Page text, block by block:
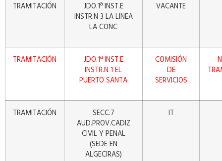
TRAMITACIÓN
JDO.1ª INST.E
INSTR.N 3 LA LINEA
LA CONC
VACANTE
TRAMITACIÓN
JDO.1ª INST.E
INSTR.N 1 EL
PUERTO SANTA
COMISIÓN
DE
SERVICIOS
TRAMITACIÓN
SECC.7
AUD.PROV.CADIZ
CIVIL Y PENAL
(SEDE EN
ALGECIRAS)
IT